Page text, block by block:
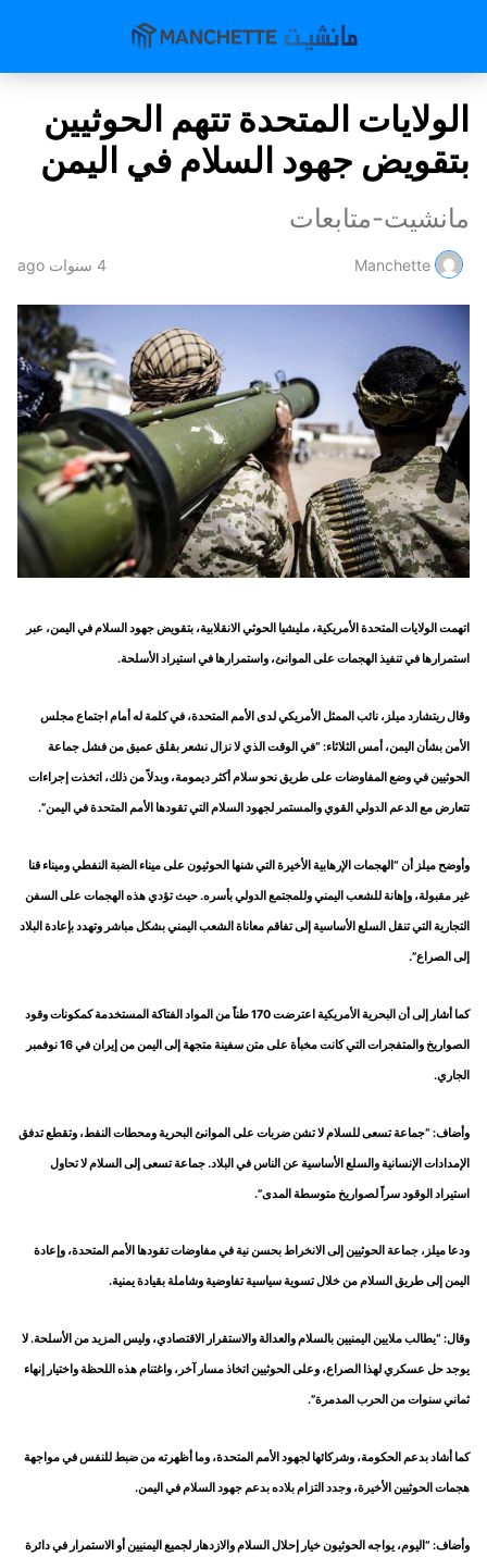
الولايات المتحدة تتهم الحوثيين
بتقويض جهود السلام في اليمن
مانشيت-متابعات
Manchette 4 سنوات ago
اتهمت الولايات المتحدة الأمريكية، مليشيا الحوثي الانقلابية، بتقويض جهود السلام في اليمن، عبر
استمرارها في تنفيذ الهجمات على الموانئ، واستمرارها في استيراد الأسلحة.
وقال ريتشارد ميلز، نائب الممثل الأمريكي لدى الأمم المتحدة، في كلمة له أمام اجتماع مجلس
الأمن بشأن اليمن، أمس الثلاثاء: “في الوقت الذي لا نزال نشعر بقلق عميق من فشل جماعة
الحوثيين في وضع المفاوضات على طريق نحو سلام أكثر ديمومة، وبدلاً من ذلك، اتخذت إجراءات
تتعارض مع الدعم الدولي القوي والمستمر لجهود السلام التي تقودها الأمم المتحدة في اليمن”.
وأوضح ميلز أن “الهجمات الإرهابية الأخيرة التي شنها الحوثيون على ميناء الضبة النفطي وميناء قنا
غير مقبولة، وإهانة للشعب اليمني وللمجتمع الدولي بأسره. حيث تؤدي هذه الهجمات على السفن
التجارية التي تنقل السلع الأساسية إلى تفاقم معاناة الشعب اليمني بشكل مباشر وتهدد بإعادة البلاد
إلى الصراع”.
كما أشار إلى أن البحرية الأمريكية اعترضت 170 طناً من المواد الفتاكة المستخدمة كمكونات وقود
الصواريخ والمتفجرات التي كانت مخبأة على متن سفينة متجهة إلى اليمن من إيران في 16 نوفمبر
الجاري.
وأضاف: “جماعة تسعى للسلام لا تشن ضربات على الموانئ البحرية ومحطات النفط، وتقطع تدفق
الإمدادات الإنسانية والسلع الأساسية عن الناس في البلاد. جماعة تسعى إلى السلام لا تحاول
استيراد الوقود سراً لصواريخ متوسطة المدى”.
ودعا ميلز، جماعة الحوثيين إلى الانخراط بحسن نية في مفاوضات تقودها الأمم المتحدة، وإعادة
اليمن إلى طريق السلام من خلال تسوية سياسية تفاوضية وشاملة بقيادة يمنية.
وقال: “يطالب ملايين اليمنيين بالسلام والعدالة والاستقرار الاقتصادي، وليس المزيد من الأسلحة. لا
يوجد حل عسكري لهذا الصراع، وعلى الحوثيين اتخاذ مسار آخر، واغتنام هذه اللحظة واختيار إنهاء
ثماني سنوات من الحرب المدمرة”.
كما أشاد بدعم الحكومة، وشركائها لجهود الأمم المتحدة، وما أظهرته من ضبط للنفس في مواجهة
هجمات الحوثيين الأخيرة، وجدد التزام بلاده بدعم جهود السلام في اليمن.
وأضاف: “اليوم، يواجه الحوثيون خيار إحلال السلام والازدهار لجميع اليمنيين أو الاستمرار في دائرة